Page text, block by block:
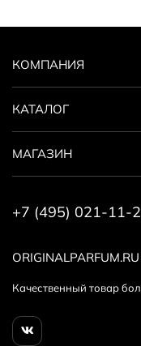
ORIGINALPARFUM.RU
Качественный товар
КОМПАНИЯ
КАТАЛОГ
МАГАЗИН
+7 (495) 021-11-